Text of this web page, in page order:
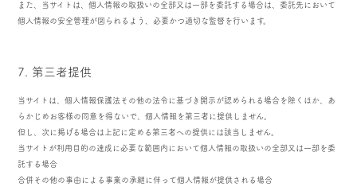
また、当サイトは、個人情報の取扱いの全部又は一部を委託する場合は、委託先において
個人情報の安全管理が図られるよう、必要かつ適切な監督を行います。
7. 第三者提供
当サイトは、個人情報保護法その他の法令に基づき開示が認められる場合を除くほか、あ
らかじめお客様の同意を得ないで、個人情報を第三者に提供しません。
但し、次に掲げる場合は上記に定める第三者への提供には該当しません。
当サイトが利用目的の達成に必要な範囲内において個人情報の取扱いの全部又は一部を委
託する場合
合併その他の事由による事業の承継に伴って個人情報が提供される場合